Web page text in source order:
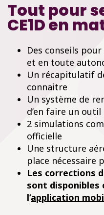
Tout pour
CE1D en
Des conseils
et en toute
Un récapitulatif
connaitre
Un système de
d’en faire un
2 simulations
officielle
Une structure
place nécessaire
Les corrections
sont disponibles
l’application